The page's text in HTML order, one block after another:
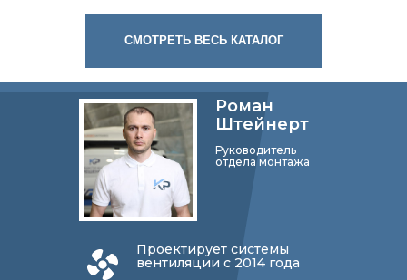
СМОТРЕТЬ ВЕСЬ КАТАЛОГ
Роман
Штейнерт
Руководитель
отдела монтажа
Проектирует системы
вентиляции с 2014 года